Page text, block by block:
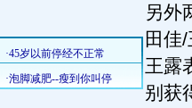
另外
田佳
王露
别获